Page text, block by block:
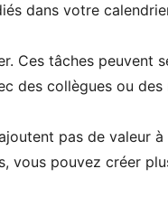
dans votre
Ces tâches peuvent
des collègues ou
pas de valeur
vous pouvez créer